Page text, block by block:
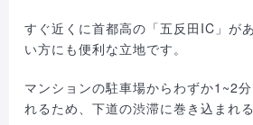
すぐ近くに首都高の「五反田IC」が
い方にも便利な立地です。
マンションの駐車場からわずか1~2
れるため、下道の渋滞に巻き込まれ